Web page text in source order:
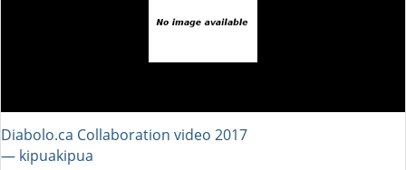
Diabolo.ca Collaboration video 2017
― kipuakipua